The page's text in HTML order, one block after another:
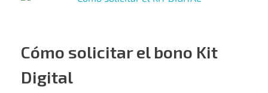
Cómo solicitar el bono Kit
Digital